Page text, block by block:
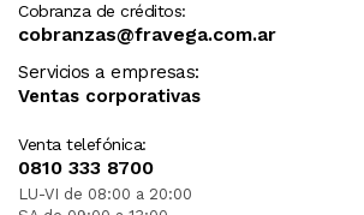
Cobranza de créditos:
cobranzas@fravega.com.ar
Servicios a empresas:
Ventas corporativas
Venta telefónica:
0810 333 8700
LU-VI de 08:00 a 20:00